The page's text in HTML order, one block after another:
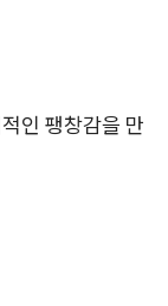
인 팽창감을 만